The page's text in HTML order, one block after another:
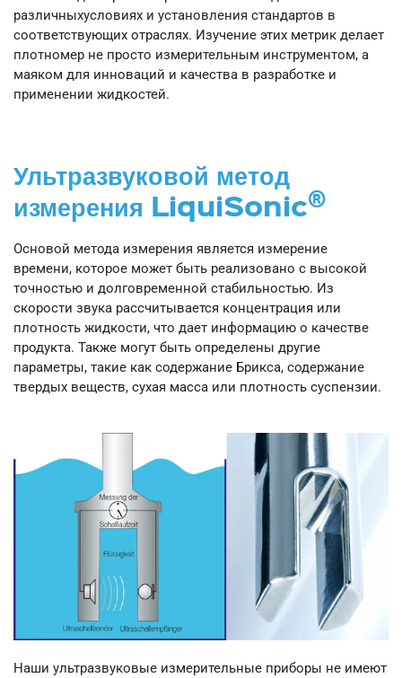
различныхусловиях и установления стандартов в
соответствующих отраслях. Изучение этих метрик делает
плотномер не просто измерительным инструментом, а
маяком для инноваций и качества в разработке и
применении жидкостей.
Ультразвуковой метод
измерения LiquiSonic®
Основой метода измерения является измерение
времени, которое может быть реализовано с высокой
точностью и долговременной стабильностью. Из
скорости звука рассчитывается концентрация или
плотность жидкости, что дает информацию о качестве
продукта. Также могут быть определены другие
параметры, такие как содержание Брикса, содержание
твердых веществ, сухая масса или плотность суспензии.
Наши ультразвуковые измерительные приборы не имеют